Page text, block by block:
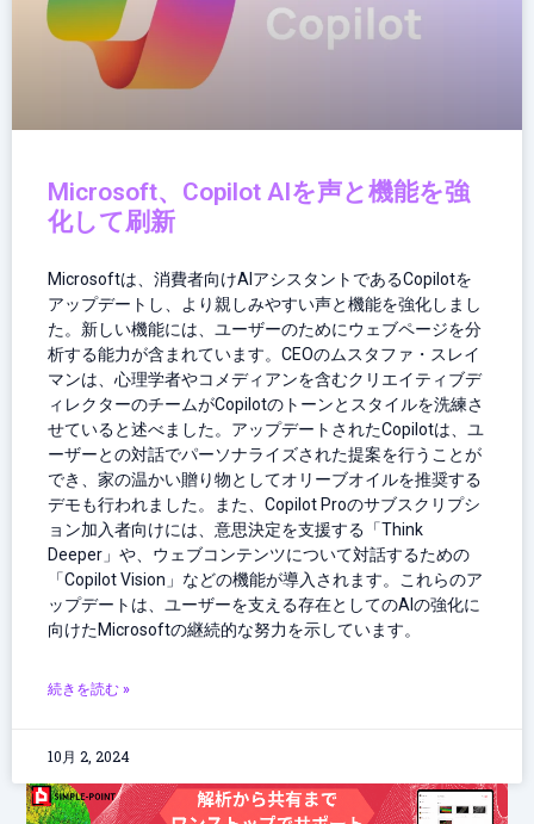
Microsoft、Copilot AIを声と機能を強
化して刷新
Microsoftは、消費者向けAIアシスタントであるCopilotを
アップデートし、より親しみやすい声と機能を強化しまし
た。新しい機能には、ユーザーのためにウェブページを分
析する能力が含まれています。CEOのムスタファ・スレイ
マンは、心理学者やコメディアンを含むクリエイティブデ
ィレクターのチームがCopilotのトーンとスタイルを洗練さ
せていると述べました。アップデートされたCopilotは、ユ
ーザーとの対話でパーソナライズされた提案を行うことが
でき、家の温かい贈り物としてオリーブオイルを推奨する
デモも行われました。また、Copilot Proのサブスクリプシ
ョン加入者向けには、意思決定を支援する「Think
Deeper」や、ウェブコンテンツについて対話するための
「Copilot Vision」などの機能が導入されます。これらのア
ップデートは、ユーザーを支える存在としてのAIの強化に
向けたMicrosoftの継続的な努力を示しています。
続きを読む »
10月 2, 2024